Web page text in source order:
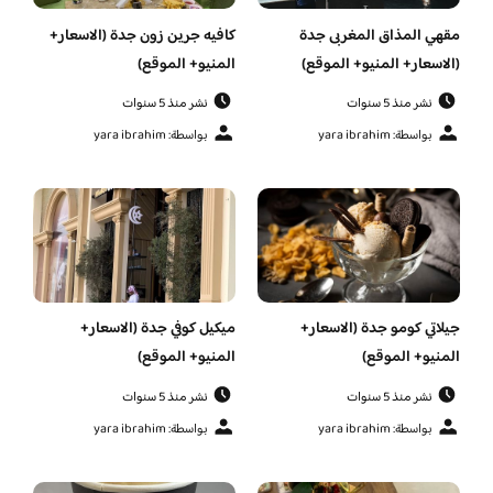
مقهي المذاق المغربى جدة
(الاسعار+ المنيو+ الموقع)
نشر منذ 5 سنوات
بواسطة: yara ibrahim
كافيه جرين زون جدة (الاسعار+
المنيو+ الموقع)
نشر منذ 5 سنوات
بواسطة: yara ibrahim
جيلاتي كومو جدة (الاسعار+
المنيو+ الموقع)
نشر منذ 5 سنوات
بواسطة: yara ibrahim
ميكيل كوفي جدة (الاسعار+
المنيو+ الموقع)
نشر منذ 5 سنوات
بواسطة: yara ibrahim